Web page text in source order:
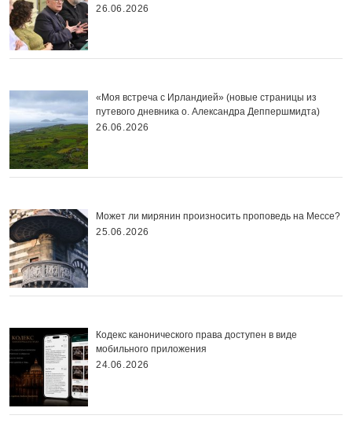
26.06.2026
«Моя встреча с Ирландией» (новые страницы из
путевого дневника о. Александра Деппершмидта)
26.06.2026
Может ли мирянин произносить проповедь на Мессе?
25.06.2026
Кодекс канонического права доступен в виде
мобильного приложения
24.06.2026